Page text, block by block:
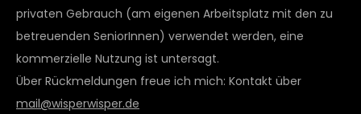
privaten Gebrauch (am eigenen Arbeitsplatz mit den zu
betreuenden SeniorInnen) verwendet werden, eine
kommerzielle Nutzung ist untersagt.
Über Rückmeldungen freue ich mich: Kontakt über
mail@wisperwisper.de